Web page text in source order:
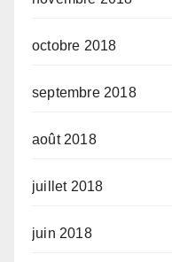
octobre 2018
septembre 2018
août 2018
juillet 2018
juin 2018